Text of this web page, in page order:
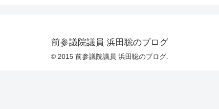
前参議院議員 浜田聡のブログ
© 2015 前参議院議員 浜田聡のブログ.